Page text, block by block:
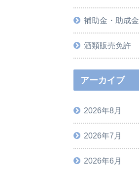
補助金・助成金
酒類販売免許
アーカイブ
2026年8月
2026年7月
2026年6月